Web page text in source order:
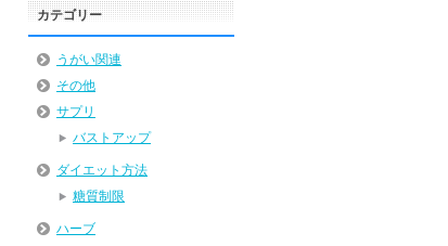
カテゴリー
うがい関連
その他
サプリ
バストアップ
ダイエット方法
糖質制限
ハーブ